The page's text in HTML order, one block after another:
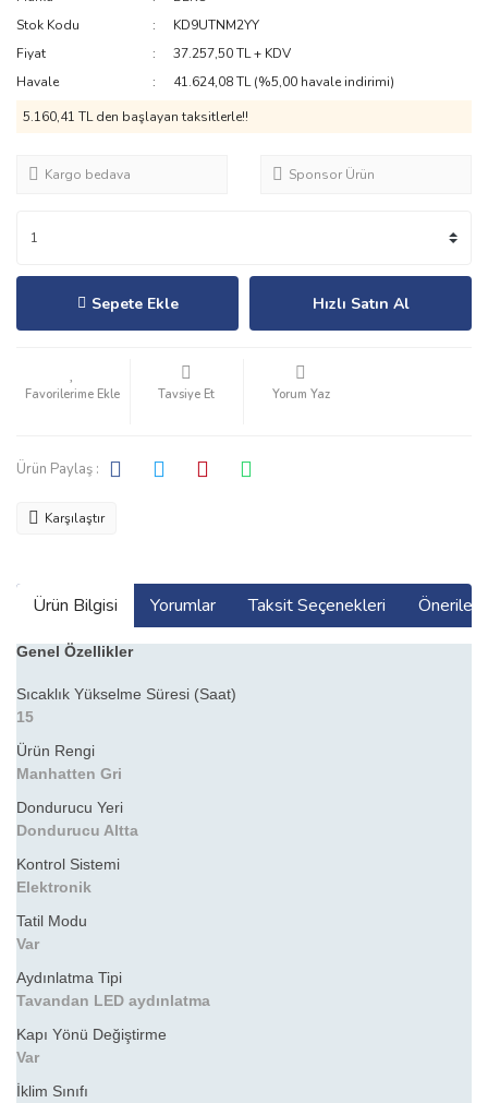
Stok Kodu
KD9UTNM2YY
Fiyat
37.257,50 TL + KDV
Havale
41.624,08 TL (%5,00 havale indirimi)
5.160,41 TL den başlayan taksitlerle!!
Kargo bedava Sponsor Ürün
Sepete Ekle Hızlı Satın Al
Tavsiye Et Yorum Yaz
Ürün Paylaş :
Karşılaştır
Ürün Bilgisi Yorumlar Taksit Seçenekleri
Genel Özellikler
Sıcaklık Yükselme Süresi (Saat)
15
Ürün Rengi
Manhatten Gri
Dondurucu Yeri
Dondurucu Altta
Kontrol Sistemi
Elektronik
Tatil Modu
Var
Aydınlatma Tipi
Tavandan LED aydınlatma
Kapı Yönü Değiştirme
Var
İklim Sınıfı